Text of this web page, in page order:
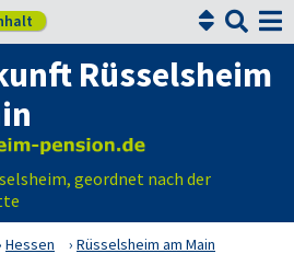


Rüsselsheim
geordnet nach der
Hessen
Rüsselsheim am Main